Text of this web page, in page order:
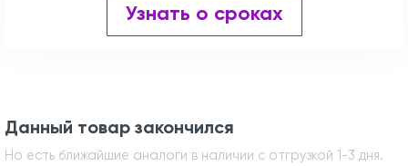
Узнать о сроках
Данный товар закончился
Но есть ближайшие аналоги в наличии с отгрузкой 1-3 дня.